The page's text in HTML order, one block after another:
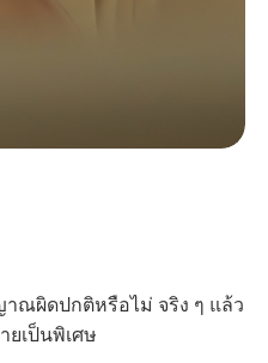
ณผิดปกติหรือไม่ จริง ๆ แล้ว
เป็นพิเศษ